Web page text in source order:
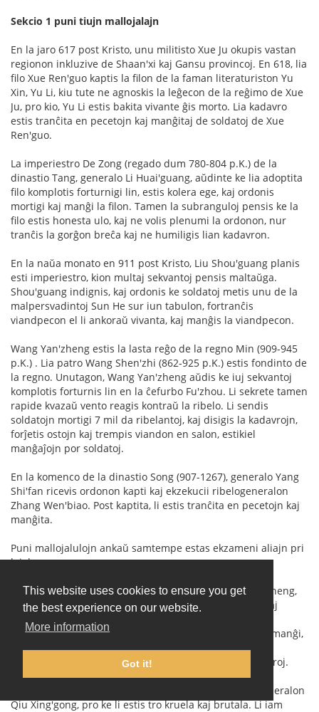
This website uses cookies to ensure you get
the best experience on our website.
More information
Got it!
Sekcio 1 puni tiujn mallojalajn
En la jaro 617 post Kristo, unu militisto Xue Ju okupis vastan
regionon inkluzive de Shaan'xi kaj Gansu provincoj. En 618, lia
filo Xue Ren'guo kaptis la filon de la faman literaturiston Yu
Xin, Yu Li, kiu tute ne agnoskis la leĝecon de la reĝimo de Xue
Ju, pro kio, Yu Li estis bakita vivante ĝis morto. Lia kadavro
estis tranĉita en pecetojn kaj manĝitaj de soldatoj de Xue
Ren'guo.
La imperiestro De Zong (regado dum 780-804 p.K.) de la
dinastio Tang, generalo Li Huai'guang, aŭdinte ke lia adoptita
filo komplotis forturnigi lin, estis kolera ege, kaj ordonis
mortigi kaj manĝi la filon. Tamen la subranguloj pensis ke la
filo estis honesta ulo, kaj ne volis plenumi la ordonon, nur
tranĉis la gorĝon breĉa kaj ne humiligis lian kadavron.
En la naŭa monato en 911 post Kristo, Liu Shou'guang planis
esti imperiestro, kion multaj sekvantoj pensis maltaŭga.
Shou'guang indignis, kaj ordonis ke soldatoj metis unu de la
malpersvadintoj Sun He sur iun tabulon, fortranĉis
viandpecon el li ankoraŭ vivanta, kaj manĝis la viandpecon.
Wang Yan'zheng estis la lasta reĝo de la regno Min (909-945
p.K.) . Lia patro Wang Shen'zhi (862-925 p.K.) estis fondinto de
la regno. Unutagon, Wang Yan'zheng aŭdis ke iuj sekvantoj
komplotis forturnis lin en la ĉefurbo Fu'zhou. Li sekrete tamen
rapide kvazaŭ vento reagis kontraŭ la ribelo. Li sendis
soldatojn mortigi 7 mil da ribelantoj, kaj disigis la kadavrojn,
forĵetis ostojn kaj trempis viandon en salon, estikiel
manĝaĵojn por soldatoj.
En la komenco de la dinastio Song (907-1267), generalo Yang
Shi'fan ricevis ordonon kapti kaj ekzekucii ribelogeneralon
Zhang Wen'biao. Post kaptita, li estis tranĉita en pecetojn kaj
manĝita.
Puni mallojalulojn ankaŭ samtempe estas ekzameni aliajn pri
lojaleco.
La imperiestro Yang Di de la dinastio Sui kaptis Hu Si'zheng,
disigante kaj bakante lin. La imperiestro ordonis ke aliaj
imperiestro, ricevis rekompencon, dum tiuj kiuj rifuzis manĝi,
estis bakitaj kaj manĝitaj de aliaj. Ĉar tiuj kiuj rifuzis la
ordonon, estis mallojalaj, laŭ la vidpunkto de imperiestroj.
La imperiestro Tai Zong de la dinastio Tang, kritikis generalon
Qiu Xing'gong, pro ke li estis tro kruela kaj brutala. Li iam